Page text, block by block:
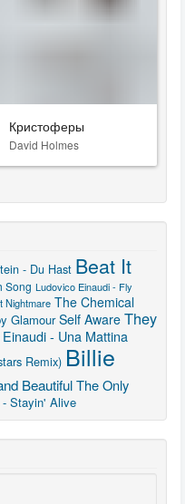
Кристоферы
David Holmes
- Du Hast Beat It
Song Ludovico Einaudi - Fly
Nightmare The Chemical
Glamour Self Aware They
- Una Mattina
Remix) Billie
BeautifulThe Only
- Stayin' Alive